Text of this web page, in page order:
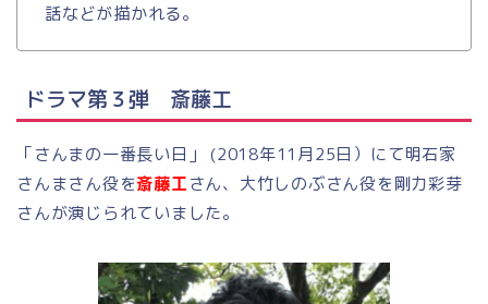
話などが描かれる。
ドラマ第３弾 斎藤工
「さんまの一番長い日」 (2018年11月25日）にて明石家
さんまさん役を斎藤工さん、大竹しのぶさん役を剛力彩芽
さんが演じられていました。